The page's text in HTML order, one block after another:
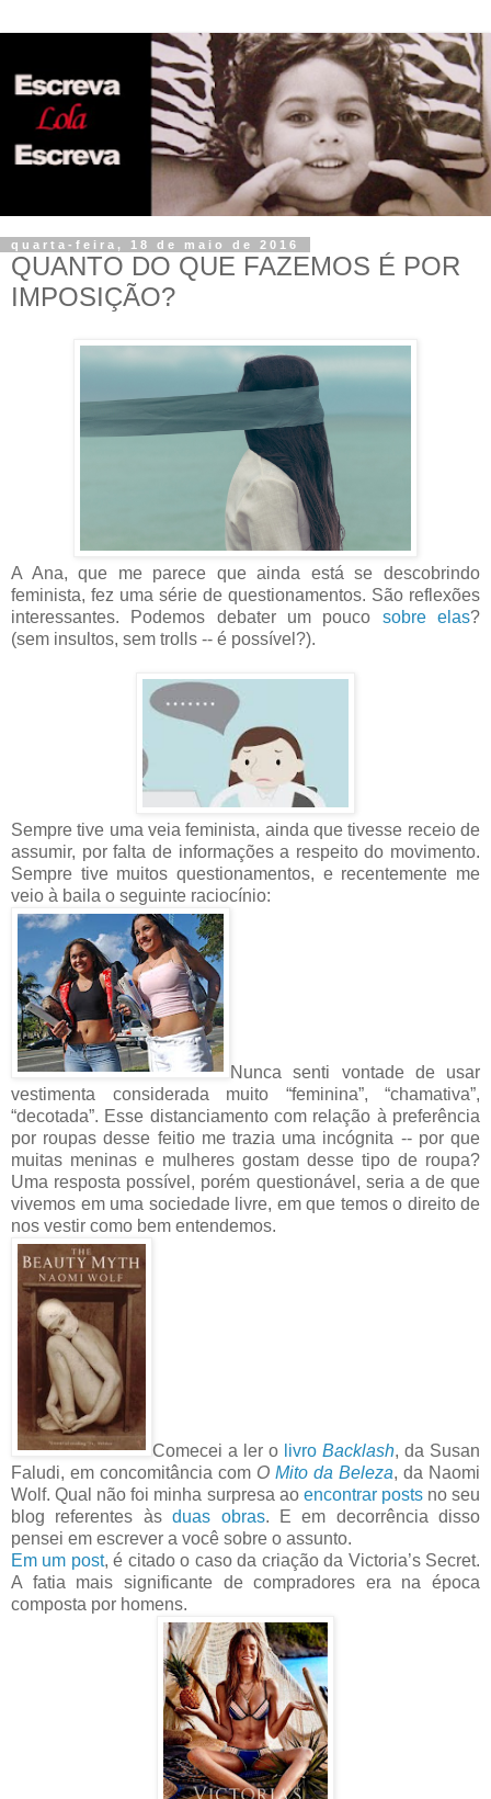
quarta-feira, 18 de maio de 2016
QUANTO DO QUE FAZEMOS É POR
IMPOSIÇÃO?
A Ana, que me parece que ainda está se descobrindo
feminista, fez uma série de questionamentos. São reflexões
interessantes. Podemos debater um pouco sobre elas?
(sem insultos, sem trolls -- é possível?).
Sempre tive uma veia feminista, ainda que tivesse receio de
assumir, por falta de informações a respeito do movimento.
Sempre tive muitos questionamentos, e recentemente me
veio à baila o seguinte raciocínio:
Nunca senti vontade de usar
vestimenta considerada muito “feminina”, “chamativa”,
“decotada”. Esse distanciamento com relação à preferência
por roupas desse feitio me trazia uma incógnita -- por que
muitas meninas e mulheres gostam desse tipo de roupa?
Uma resposta possível, porém questionável, seria a de que
vivemos em uma sociedade livre, em que temos o direito de
nos vestir como bem entendemos.
Comecei a ler o livro Backlash, da Susan
Faludi, em concomitância com O Mito da Beleza, da Naomi
Wolf. Qual não foi minha surpresa ao encontrar postsno seu
blog referentes àsduas obras. E em decorrência disso
pensei em escrever a você sobre o assunto.
Em um post, é citado o caso da criação da Victoria’s Secret.
A fatia mais significante de compradores era na época
composta por homens.